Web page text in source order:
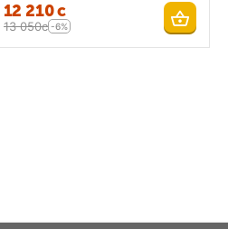
12 210с
13 050с -6%